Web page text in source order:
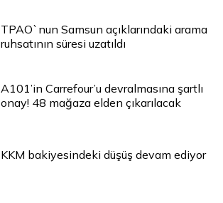
TPAO`nun Samsun açıklarındaki arama
ruhsatının süresi uzatıldı
A101’in Carrefour’u devralmasına şartlı
onay! 48 mağaza elden çıkarılacak
KKM bakiyesindeki düşüş devam ediyor